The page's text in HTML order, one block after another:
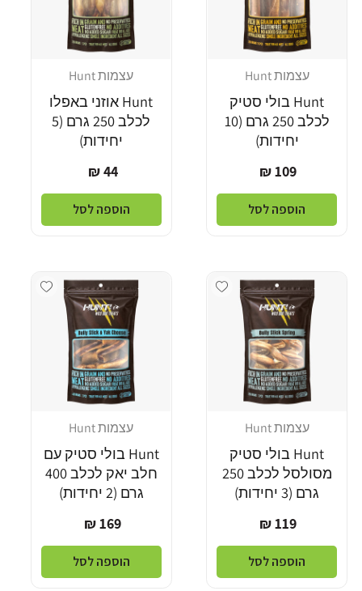
מוֹכֵר:עצמות Hunt
Hunt בולי סטיק
לכלב 250 גרם (10
יחידות)
מחיר
רגיל
109 ₪
הוספה לסל
מוֹכֵר:עצמות Hunt
Hunt אוזני באפלו
לכלב 250 גרם (5
יחידות)
מחיר
רגיל
44 ₪
הוספה לסל
Add wishlist
מוֹכֵר:עצמות Hunt
Hunt בולי סטיק
מסולסל לכלב 250
גרם (3 יחידות)
מחיר
רגיל
119 ₪
הוספה לסל
wishlist
מוֹכֵר:עצמות Hunt
Hunt בולי סטיק עם
חלב יאק לכלב 400
גרם (2 יחידות)
מחיר
רגיל
169 ₪
הוספה לסל